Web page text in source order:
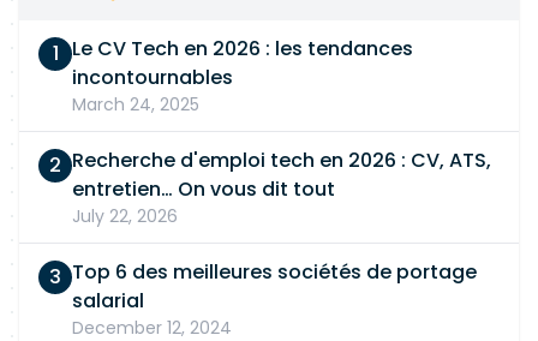
Le CV Tech en 2026 : les tendances
incontournables
March 24, 2025
Recherche d'emploi tech en 2026 : CV, ATS,
entretien… On vous dit tout
July 22, 2026
Top 6 des meilleures sociétés de portage
salarial
December 12, 2024